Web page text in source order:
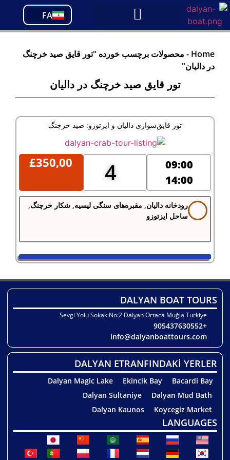
FA
PT
TR
Home
- محصولات برچسب خورده "تور قایق صید خرچنگ
در دالیان"
تور قایق صید خرچنگ در دالیان
تور قایق‌سواری دالیان و ایزتوزو: صید خرچنگ
09:00
14:00
4
£350,00
رودخانه دالیان, مقبره‌های سنگی لیسیه, شکار خرچنگ,
ساحل ایزتوزو
DALYAN BOAT TOURS
Sevgi Yolu Sokak No:2 Dalyan Ortaca Muğla Turkiye
+905437630552
info@dalyanboattours.com
DALYAN ETRANFINDAKİ YERLER
Bacardi Bay
Ekincik Bay
Dalyan Magic Lake
Dalyan Mud Bath
Dalyan Sultaniye
Koycegiz Market
Dalyan Kaunos
LANGUAGES